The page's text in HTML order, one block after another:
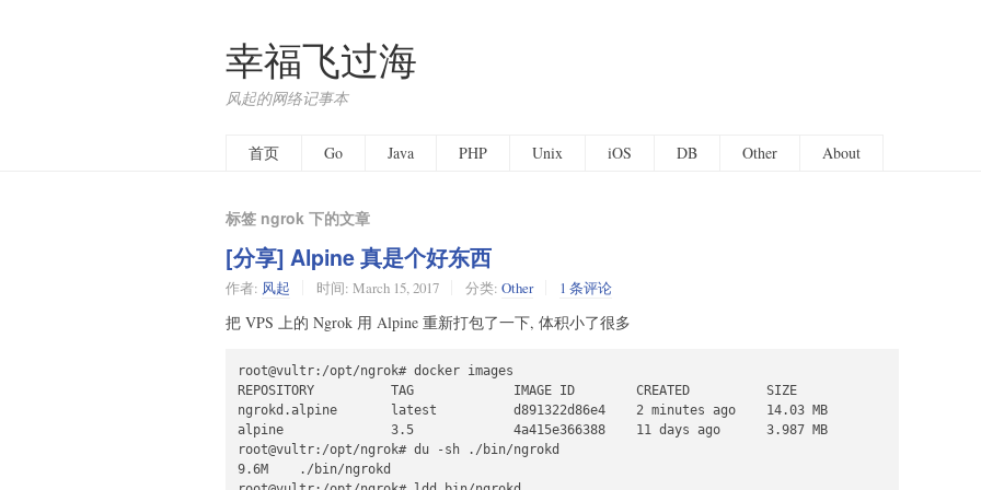
幸福飞过海
风起的网络记事本
首页 Go Java PHP Unix iOS DB Other About
标签 ngrok 下的文章
[分享] Alpine 真是个好东西
作者: 风起 时间: March 15, 2017 分类: Other 1 条评论
把 VPS 上的 Ngrok 用 Alpine 重新打包了一下, 体积小了很多
root@vultr:/opt/ngrok# docker images
REPOSITORY          TAG             IMAGE ID        CREATED          SIZE
ngrokd.alpine       latest          d891322d86e4    2 minutes ago    14.03 MB
alpine              3.5             4a415e366388    11 days ago      3.987 MB
root@vultr:/opt/ngrok# du -sh ./bin/ngrokd
9.6M    ./bin/ngrokd